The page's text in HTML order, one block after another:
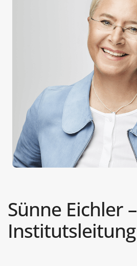
Sünne Eichler –
Institutsleitung